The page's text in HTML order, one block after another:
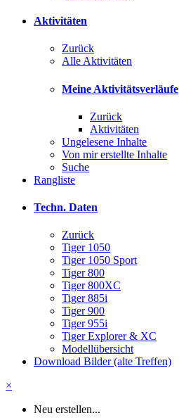
Aktivitäten
Zurück
Alle Aktivitäten
Meine Aktivitätsverläufe
Zurück
Aktivitäten
Ungelesene Inhalte
Von mir erstellte Inhalte
Suche
Rangliste
Techn. Daten
Zurück
Tiger 1050
Tiger 1050 Sport
Tiger 800
Tiger 800XC
Tiger 885i
Tiger 900
Tiger 955i
Tiger Explorer & XC
Modellübersicht
Download Bilder (alte Treffen)
×
Neu erstellen...